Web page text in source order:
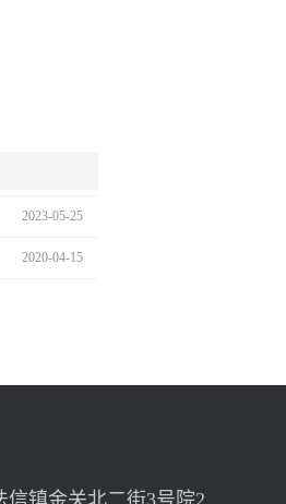
2023-05-25
2020-04-15
镇金关北二街3号院2